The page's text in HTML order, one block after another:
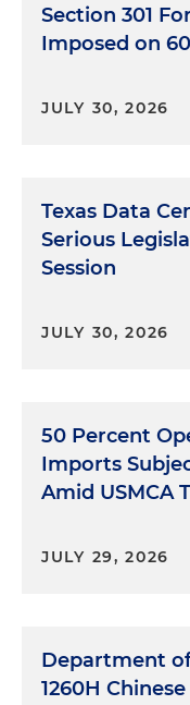
Section 301
Imposed on
JULY 30, 2026
Texas Data
Serious
Session
JULY 30, 2026
50 Percent
Imports
Amid USMCA
JULY 29, 2026
Department
1260H